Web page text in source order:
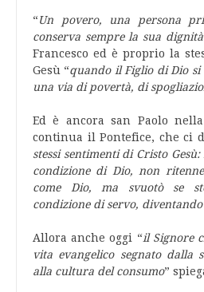
“Un povero, una persona
conserva sempre la sua dignità
Francesco ed è proprio la
Gesù “quando il Figlio di Dio si
una via di povertà, di
Ed è ancora san Paolo
continua il Pontefice, che ci
stessi sentimenti di Cristo
condizione di Dio, non
come Dio, ma svuotò se
condizione di servo,
Allora anche oggi “il Signore
vita evangelico segnato dalla
alla cultura del consumo”